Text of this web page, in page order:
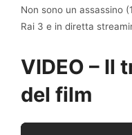
Non sono un assassino
Rai 3 e in diretta
VIDEO – Il
del film